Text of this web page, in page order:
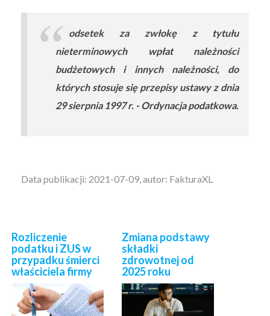
odsetek za zwłokę z tytułu
nieterminowych wpłat należności
budżetowych i innych należności, do
których stosuje się przepisy ustawy z dnia
29 sierpnia 1997 r. - Ordynacja podatkowa.
Data publikacji: 2021-07-09, autor: FakturaXL
Rozliczenie
podatku i ZUS w
przypadku śmierci
właściciela firmy
Zmiana podstawy
składki
zdrowotnej od
2025 roku